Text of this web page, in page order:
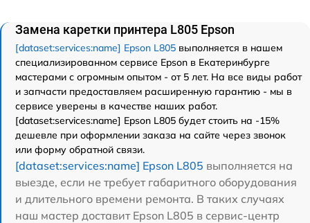
Замена каретки принтера L805 Epson
[dataset:services:name] Epson L805 выполняется в нашем
специализированном сервисе Epson в Екатеринбурге
мастерами с огромным опытом - от 5 лет. На все виды работ
и запчасти предоставляем расширенную гарантию - мы в
сервисе уверены в качестве наших работ.
[dataset:services:name] Epson L805 будет стоить на -15%
дешевле при оформлении заказа на сайте через звонок
или форму обратной связи.
[dataset:services:name] Epson L805 выполняется на
выезде, если не требует габаритного оборудования
и длительного времени ремонта. В таких случаях
наш мастер доставит Epson L805 в сервис-центр